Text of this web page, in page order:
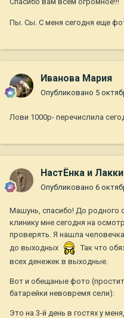
Пы. Сы. С меня сегодня еще
Иванова Мария
Опубликовано 5
Лови 1000р- перечислила
НастЁнка и Лакки
Опубликовано 6
Машунь, спасибо! До родного
клинику мне сегодня на
проверять. Я нашла
до выходных
Так что
всех денежек в выходные.
Вот и обещаные фото
батарейки невовремя сели):
Это на 3-й день в гостях у